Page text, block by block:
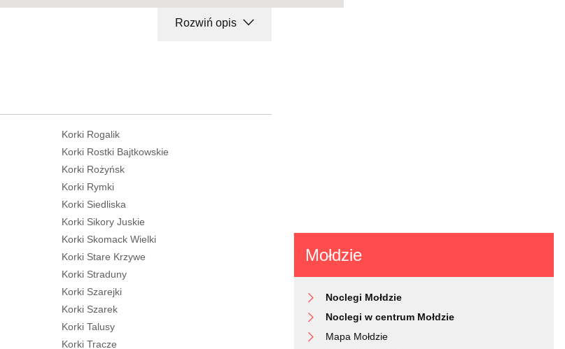
Rozwiń opis
Korki Rogalik
Korki Rostki Bajtkowskie
Korki Rożyńsk
Korki Rymki
Korki Siedliska
Korki Sikory Juskie
Korki Skomack Wielki
Korki Stare Krzywe
Korki Straduny
Korki Szarejki
Korki Szarek
Korki Talusy
Korki Tracze
Mołdzie
Noclegi Mołdzie
Noclegi w centrum Mołdzie
Mapa Mołdzie